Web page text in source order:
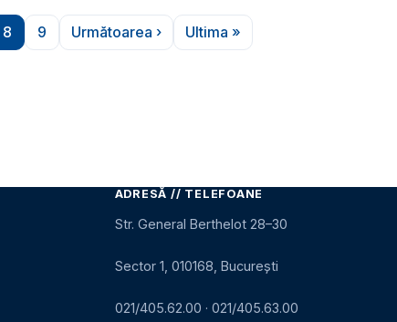
Pagina
8
Pagina
9
Pagina următoare
Următoarea ›
Ultima pagină
Ultima »
ADRESĂ // TELEFOANE
Str. General Berthelot 28–30
Sector 1, 010168, București
021/405.62.00 · 021/405.63.00